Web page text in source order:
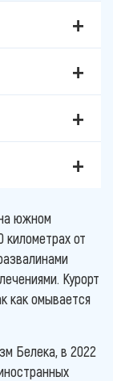
южном
километрах от
Курорт
как омывается
Белека, в 2022